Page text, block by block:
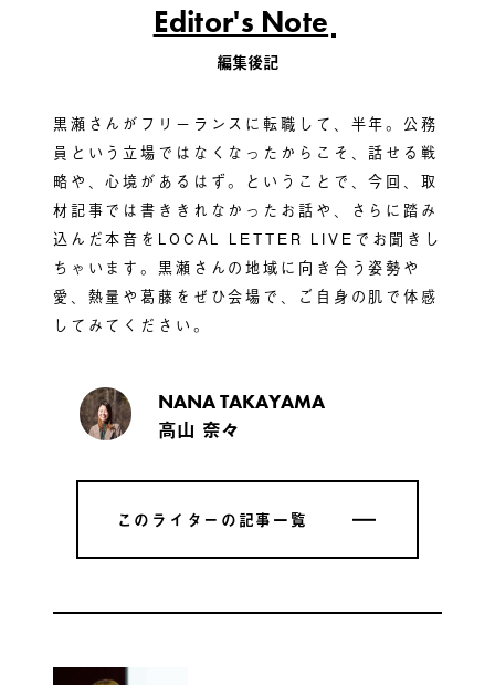
Editor's Note
編集後記
黒瀬さんがフリーランスに転職して、半年。公務
員という立場ではなくなったからこそ、話せる戦
略や、心境があるはず。ということで、今回、取
材記事では書ききれなかったお話や、さらに踏み
込んだ本音をLOCAL LETTER LIVEでお聞きし
ちゃいます。黒瀬さんの地域に向き合う姿勢や
愛、熱量や葛藤をぜひ会場で、ご自身の肌で体感
してみてください。
NANA TAKAYAMA
高山 奈々
このライターの記事一覧
このライターの記事一覧